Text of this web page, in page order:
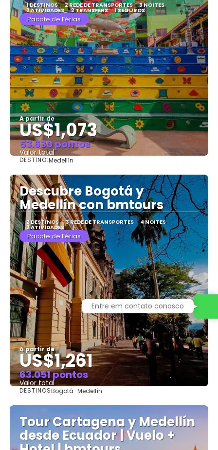
1 DESTINOS 2 REDE DE TRANSPORTES 3 NOITES
2 ATIVIDADES 2 TRANSFERS 1 SEGUROS
Pacote de Férias
A partir de
US$1,073
53.630 pontos
Valor total
DESTINO:Medellín
Descubre Bogotá y
Medellín con bmtours
2 DESTINOS 3 REDE DE TRANSPORTES 4 NOITES
2 ATIVIDADES
Pacote de Férias
A partir de
US$1,261
63.051 pontos
Valor total
Saiba mais
DESTINOSBogotá · Medellín
Tour Cartagena y Medellín
desde Ecuador | Vuelo +
Entre em contato conosco